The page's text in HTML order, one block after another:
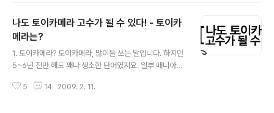
출이란 필름에 적정한 빛이 노광되는 값을 말합니다. - 보
통 조리개와 셔터 스피드를 이용하여 노출을 조절하게 됩
니다. - 비커에 물이 가득 담기는 순간을 적정노출에 비교
하자면 - 수도꼭지에서 나오는 물의 양을 조절하는 것을 조
리개로 볼 수 있으며 - 얼마동안 수도꼭지를 열어 놓을 것
인가를 셔터스피드로 볼 수 있겠지요. - 이렇듯 조리개 개
나도 토이카메라 고수가 될 수 있다! - 토이카
메라는?
1. 토이카메라? 토이카메라, 많이들 쓰는 말입니다. 하지만
5~6년 전만 해도 꽤나 생소한 단어였지요. 일부 매니아들
찍는 사람들 중에 토이카메라를 모르는 분을 뵙는 게 더 힘
5 14 2009. 2. 11.